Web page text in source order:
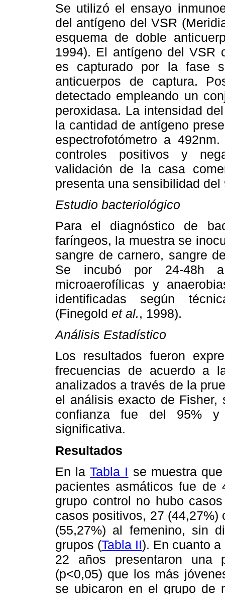
Se utilizó el ensayo
del antígeno del VSR
esquema de doble
1994). El antígeno del VSR
es capturado por la fase
anticuerpos de captura.
detectado empleando un
peroxidasa. La intensidad
la cantidad de antígeno
espectrofotómetro a
controles positivos y
validación de la casa
presenta una sensibilidad
Estudio bacteriológico
Para el diagnóstico de
faríngeos, la muestra se
sangre de carnero, sangre
Se incubó por 24-48h a
microaerofílicas y
identificadas según
(Finegold et al., 1998).
Análisis Estadístico
Los resultados fueron
frecuencias de acuerdo a
analizados a través de la
el análisis exacto de Fisher,
confianza fue del 95% y
significativa.
Resultados
En laTabla I se muestra
pacientes asmáticos fue de
grupo control no hubo
casos positivos, 27
(55,27%) al femenino, sin
grupos (Tabla II). En cuanto
22 años presentaron una
(p<0,05) que los más
se ubicaron en el grupo de